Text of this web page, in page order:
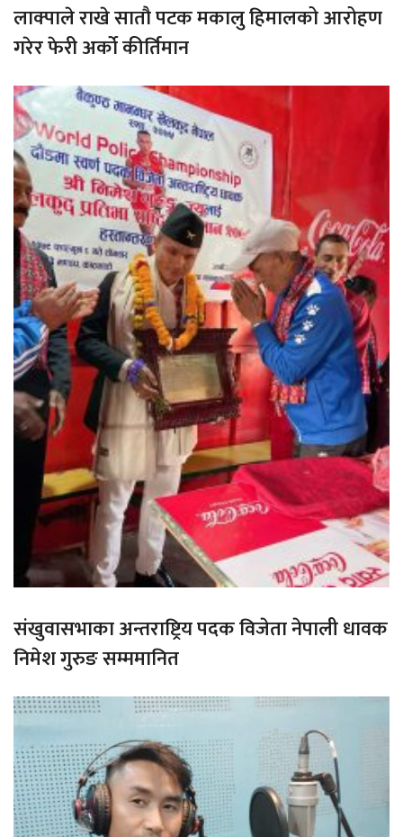
लाक्पाले राखे सातौ पटक मकालु हिमालको आरोहण
गरेर फेरी अर्को कीर्तिमान
संखुवासभाका अन्तराष्ट्रिय पदक विजेता नेपाली धावक
निमेश गुरुङ सम्ममानित